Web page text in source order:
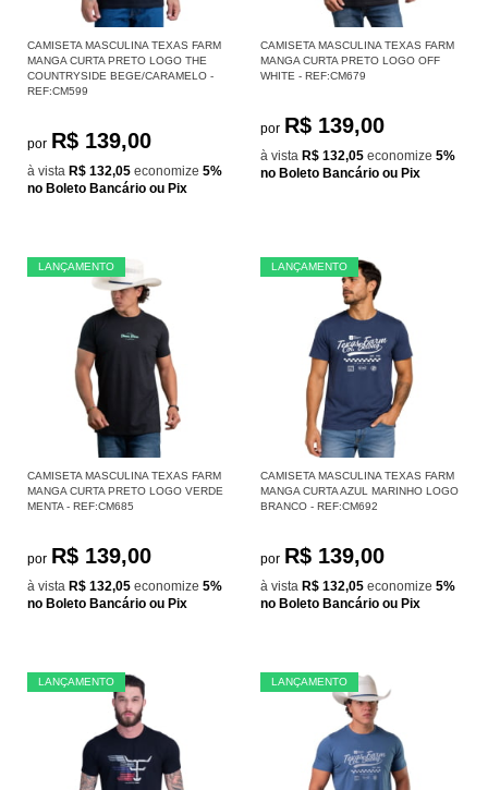
CAMISETA MASCULINA TEXAS FARM
MANGA CURTA PRETO LOGO THE
COUNTRYSIDE BEGE/CARAMELO -
REF:CM599
por R$ 139,00
à vista R$ 132,05 economize 5%
no Boleto Bancário ou Pix
CAMISETA MASCULINA TEXAS FARM
MANGA CURTA PRETO LOGO OFF
WHITE - REF:CM679
por R$ 139,00
à vista R$ 132,05 economize 5%
no Boleto Bancário ou Pix
LANÇAMENTO
CAMISETA MASCULINA TEXAS FARM
MANGA CURTA PRETO LOGO VERDE
MENTA - REF:CM685
por R$ 139,00
à vista R$ 132,05 economize 5%
no Boleto Bancário ou Pix
LANÇAMENTO
CAMISETA MASCULINA TEXAS FARM
MANGA CURTA AZUL MARINHO LOGO
BRANCO - REF:CM692
por R$ 139,00
à vista R$ 132,05 economize 5%
no Boleto Bancário ou Pix
LANÇAMENTO LANÇAMENTO